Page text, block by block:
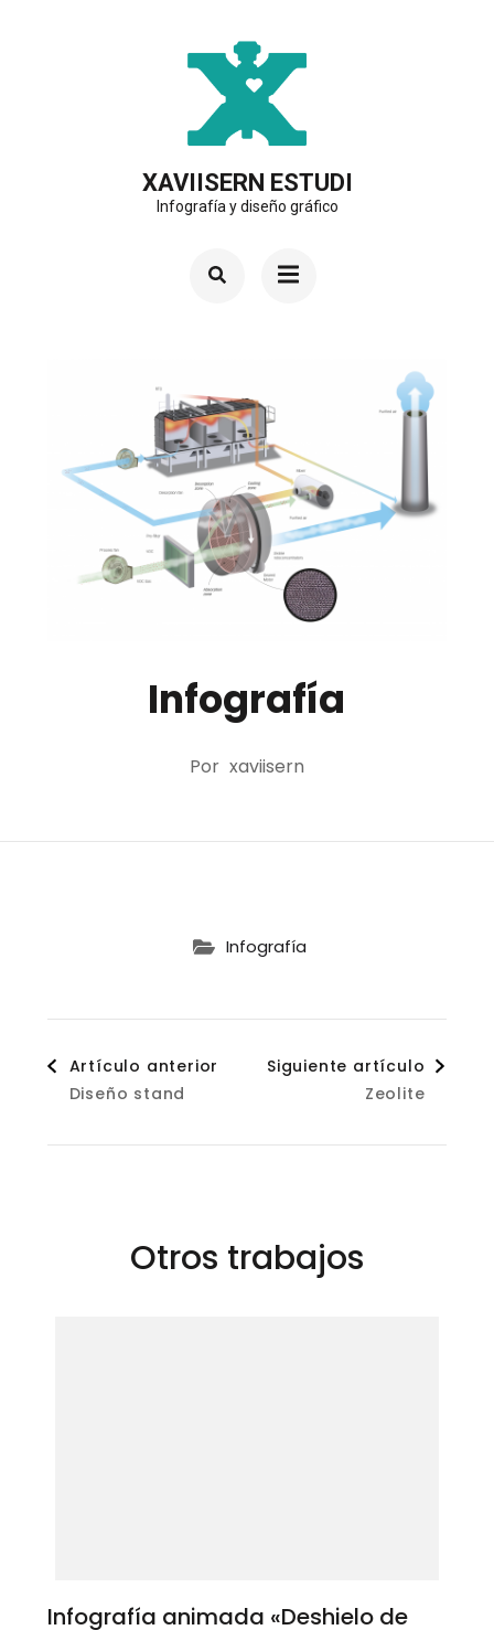
XAVIISERN ESTUDI
Infografía y diseño gráfico
Infografía
Por xaviisern
Infografía
Navegación
de
Artículo anterior
Diseño stand
Siguiente artículo
Zeolite
Otros trabajos
Infografía animada «Deshielo de